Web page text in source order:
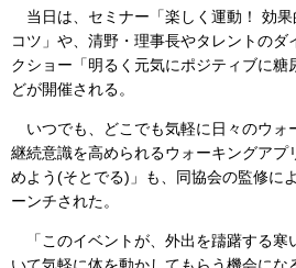
当日は、セミナー「楽しく運動！ 効
コツ」や、清野・理事長やタレントのダ
クショー「明るく元気にポジティブに糖
どが開催される。
いつでも、どこでも気軽に日々のウォ
継続意識を高められるウォーキングアプ
めよう(そとでる)」も、同協会の監修に
ーンチされた。
「このイベントが、外出を躊躇する寒